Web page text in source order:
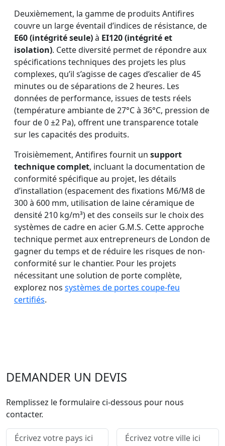
Deuxièmement, la gamme de produits Antifires
couvre un large éventail d’indices de résistance, de
E60 (intégrité seule)à EI120 (intégrité et
isolation). Cette diversité permet de répondre aux
spécifications techniques des projets les plus
complexes, qu’il s’agisse de cages d’escalier de 45
minutes ou de séparations de 2 heures. Les
données de performance, issues de tests réels
(température ambiante de 27°C à 36°C, pression de
four de 0 ±2 Pa), offrent une transparence totale
sur les capacités des produits.
Troisièmement, Antifires fournit un support
technique complet, incluant la documentation de
conformité spécifique au projet, les détails
d’installation (espacement des fixations M6/M8 de
300 à 600 mm, utilisation de laine céramique de
densité 210 kg/m³) et des conseils sur le choix des
systèmes de cadre en acier G.M.S. Cette approche
technique permet aux entrepreneurs de London de
gagner du temps et de réduire les risques de non-
conformité sur le chantier. Pour les projets
nécessitant une solution de porte complète,
explorez nos systèmes de portes coupe-feu
certifiés.
DEMANDER UN DEVIS
Remplissez le formulaire ci-dessous pour nous
contacter.